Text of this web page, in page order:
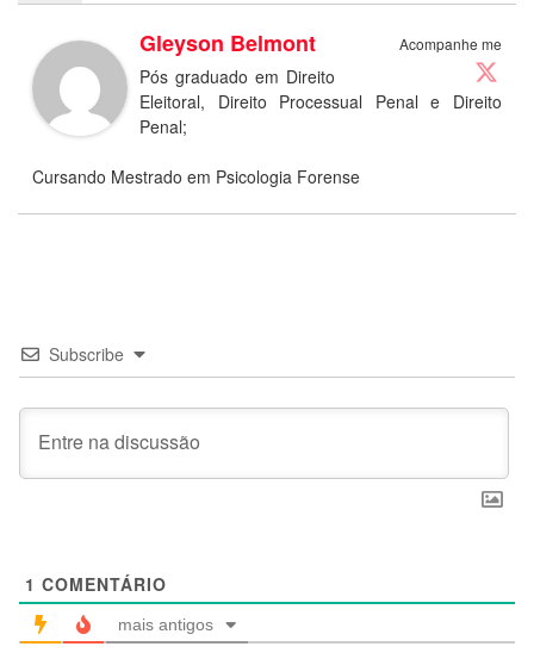
Acompanhe me
Gleyson Belmont
Pós graduado em Direito
Eleitoral, Direito Processual Penal e Direito
Penal;
Cursando Mestrado em Psicologia Forense
Subscribe
1 COMENTÁRIO
mais antigos